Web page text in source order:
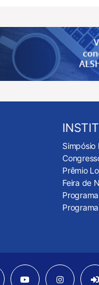
Simpósio
Prêmio
Feira de